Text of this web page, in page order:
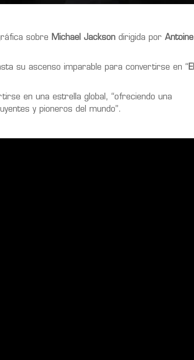
sobre Michael Jackson dirigida por Antoine
su ascenso imparable para convertirse en “El
en una estrella global, “ofreciendo una
y pioneros del mundo”.